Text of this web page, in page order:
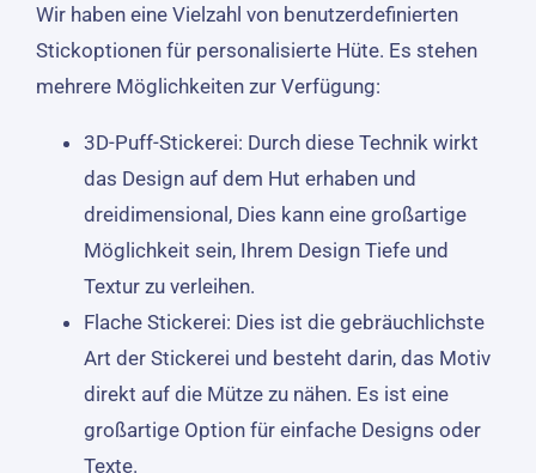
Wir haben eine Vielzahl von benutzerdefinierten
Stickoptionen für personalisierte Hüte. Es stehen
mehrere Möglichkeiten zur Verfügung:
3D-Puff-Stickerei: Durch diese Technik wirkt
das Design auf dem Hut erhaben und
dreidimensional, Dies kann eine großartige
Möglichkeit sein, Ihrem Design Tiefe und
Textur zu verleihen.
Flache Stickerei: Dies ist die gebräuchlichste
Art der Stickerei und besteht darin, das Motiv
direkt auf die Mütze zu nähen. Es ist eine
großartige Option für einfache Designs oder
Texte.